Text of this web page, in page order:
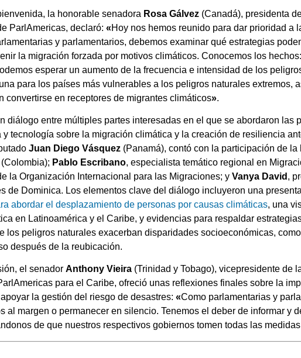
la honorable senadora Rosa Gálvez (Canadá), presidenta
ParlAmericas, declaró:«Hoy nos hemos reunido para dar prioridad a
y parlamentarios, debemos examinar qué estrategias
la migración forzada por motivos climáticos. Conocemos los
esperar un aumento de la frecuencia e intensidad de los
para los países más vulnerables a los peligros naturales extremos,
convertirse en receptores de migrantes climáticos».
diálogo entre múltiples partes interesadas en el que se abordaron las
y tecnología sobre la migración climática y la creación de resiliencia
Juan Diego Vásquez (Panamá), contó con la participación de
(Colombia); Pablo Escribano, especialista temático regional en
la Organización Internacional para las Migraciones; yVanya David ,
de Dominica. Los elementos clave del diálogo incluyeron una
abordar el desplazamiento de personas por causas climáticas, una
en Latinoamérica y el Caribe, y evidencias para respaldar
los peligros naturales exacerban disparidades socioeconómicas,
después de la reubicación.
el senadorAnthony Vieira (Trinidad y Tobago), vicepresidente de
para el Caribe, ofreció unas reflexiones finales sobre la
la gestión del riesgo de desastres:«Como parlamentarias y
al margen o permanecer en silencio. Tenemos el deber de informar y
de que nuestros respectivos gobiernos tomen todas las